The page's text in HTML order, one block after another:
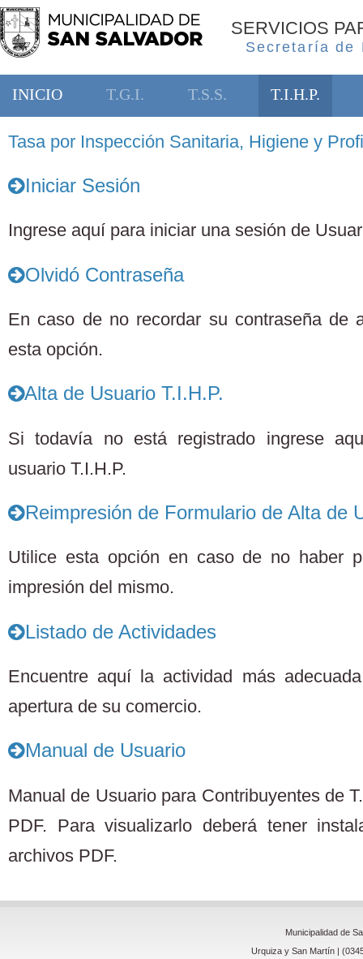
SERVICIOS
Secretaría de
INICIO T.G.I. T.S.S. T.I.H.P.
Tasa por Inspección Sanitaria, Higiene y
Iniciar Sesión
Ingrese aquí para iniciar una sesión de
Olvidó Contraseña
En caso de no recordar su contraseña de
esta opción.
Alta de Usuario T.I.H.P.
Si todavía no está registrado ingrese
usuario T.I.H.P.
Reimpresión de Formulario de Alta de
Utilice esta opción en caso de no haber
impresión del mismo.
Listado de Actividades
Encuentre aquí la actividad más
apertura de su comercio.
Manual de Usuario
Manual de Usuario para Contribuyentes de
PDF. Para visualizarlo deberá tener
archivos PDF.
Municipalidad de
Urquiza y San Martín |